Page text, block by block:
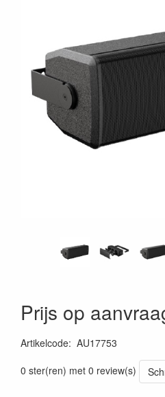
Prijs op
Artikelcode: AU17753
0 ster(ren) met 0 review(s)